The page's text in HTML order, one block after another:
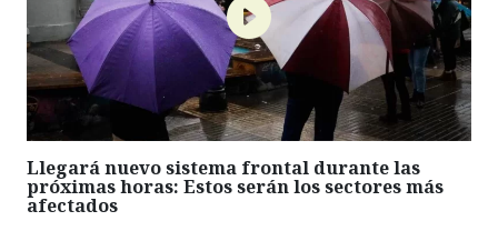
Llegará nuevo sistema frontal durante las
próximas horas: Estos serán los sectores más
afectados